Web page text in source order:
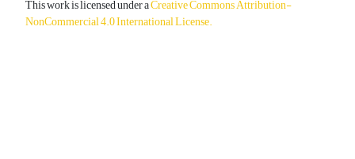
This work is licensed under aCreative Commons Attribution-
NonCommercial 4.0 International License.